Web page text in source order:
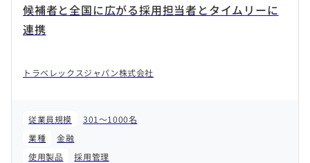
候補者と全国に広がる採用担当者とタイムリーに
連携
トラベレックスジャパン株式会社
従業員規模
301～1000名
業種
金融
使用製品
採用管理